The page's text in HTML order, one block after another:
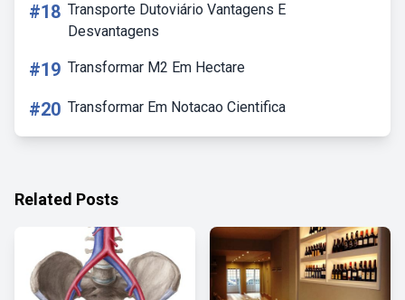
#18 Transporte Dutoviário Vantagens E
Desvantagens
#19 Transformar M2 Em Hectare
#20 Transformar Em Notacao Cientifica
Related Posts